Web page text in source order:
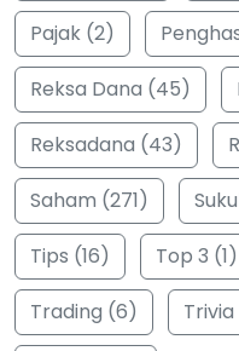
Pajak (2)
Reksa Dana (45)
Reksadana (43)
Saham (271)
Tips (16)
Top 3 (1)
Trading (6)